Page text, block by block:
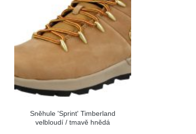
Sněhule 'Sprint' Timberland
velbloudí / tmavě hnědá